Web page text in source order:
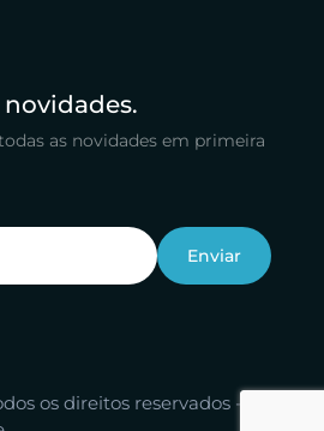
novidades.
as novidades em primeira
os direitos reservados -